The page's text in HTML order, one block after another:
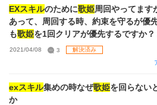
いものの中でおすすめがあれば教えて
EXスキルのために歌姫周回やってます
あって、周回する時、約束を守るが優
も歌姫を1回クリアが優先するですか？
2021/04/08 3
解決済み
exスキル集めの時なぜ歌姫を回らない
か